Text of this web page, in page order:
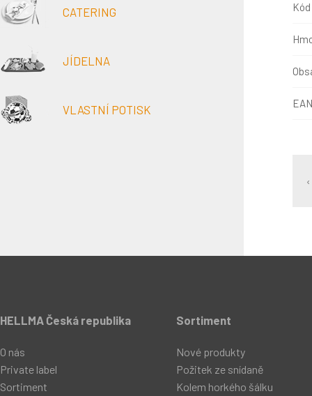
CATERING
JÍDELNA
VLASTNÍ POTISK
HELLMA Česká republika
O nás
Private label
Sortiment
Sortiment
Nové produkty
Požitek ze snídaně
Kolem horkého šálku